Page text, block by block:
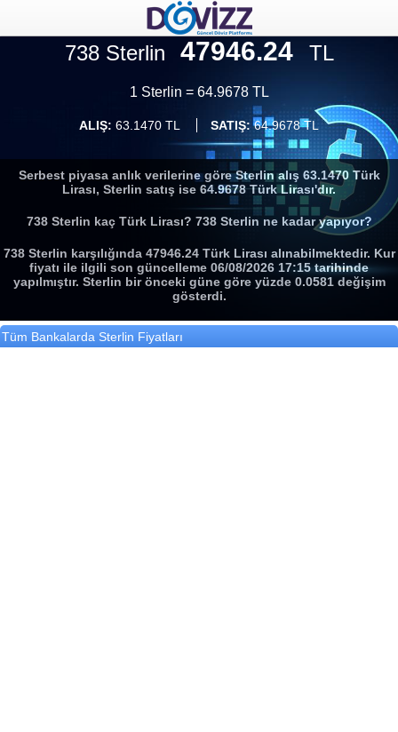
738 Sterlin 47946.24 TL
1 Sterlin = 64.9678 TL
ALIŞ: 63.1470 TL SATIŞ:64.9678 TL
Serbest piyasa anlık verilerine göre Sterlin alış 63.1470 Türk
Lirası, Sterlin satış ise 64.9678 Türk Lirası'dır.
738 Sterlin kaç Türk Lirası? 738 Sterlin ne kadar yapıyor?
738 Sterlin karşılığında 47946.24 Türk Lirası alınabilmektedir. Kur
fiyatı ile ilgili son güncelleme 06/08/2026 17:15 tarihinde
yapılmıştır. Sterlin bir önceki güne göre yüzde 0.0581 değişim
gösterdi.
Tüm Bankalarda Sterlin Fiyatları